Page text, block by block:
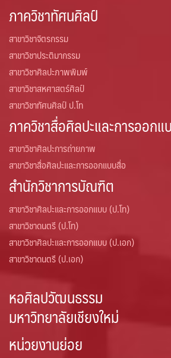
ภาควิชาทัศนศิลป์
สาขาวิชาจิตรกรรม
สาขาวิชาประติมากรรม
สาขาวิชาศิลปะภาพพิมพ์
สาขาวิชาสหศาสตร์ศิลป์
สาขาวิชาทัศนศิลป์ ป.โท
ภาควิชาสื่อศิลปะและการออก
สาขาวิชาศิลปะการถ่ายภาพ
สาขาวิชาสื่อศิลปะและการออกแบบสื่อ
สำนักวิชาการบัณฑิต
สาขาวิชาศิลปะและการออกแบบ (ป.โท)
สาขาวิชาดนตรี (ป.โท)
สาขาวิชาศิลปะและการออกแบบ (ป.เอก)
สาขาวิชาดนตรี (ป.เอก)
หอศิลปวัฒนธรรม
มหาวิทยาลัยเชียงใหม่
หน่วยงานย่อย